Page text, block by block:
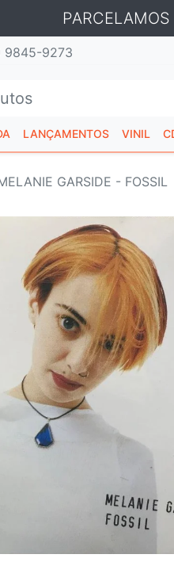
9845-9273
LANÇAMENTOS VINIL
GARSIDE - FOSSIL